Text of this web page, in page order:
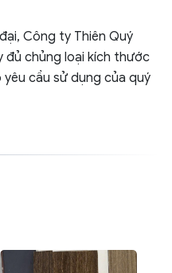
Công ty Thiên Quý
đủ chủng loại kích thước
cầu sử dụng của quý